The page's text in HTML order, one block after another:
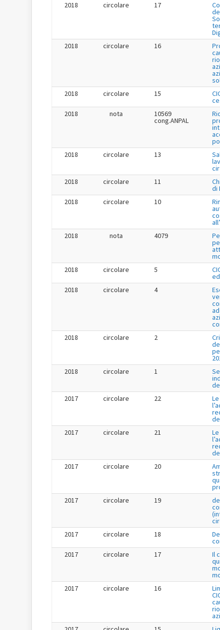
2018
circolare 17
2018
circolare 16
2018
circolare 15
2018
nota 10569
cong.ANPAL
2018
circolare 13
2018
circolare 11
di
2018
circolare 10
2018
nota 4079
2018
circolare 5
2018
circolare 4
2018
circolare 2
2018
circolare 1
2017
circolare 22
2017
circolare 21
2017
circolare 20
2017
circolare 19
2017
circolare 18
2017
circolare 17 Il
2017
circolare 16